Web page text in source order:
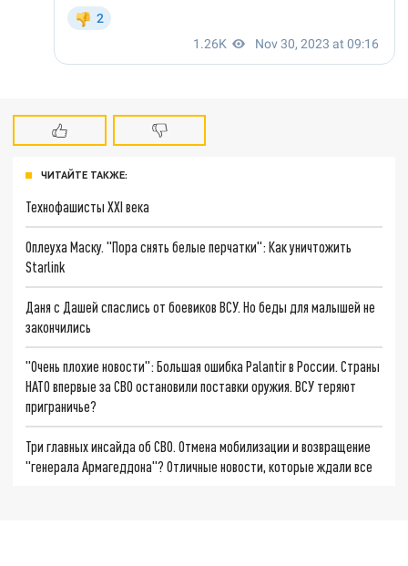
ЧИТАЙТЕ ТАКЖЕ:
Технофашисты XXI века
Оплеуха Маску. "Пора снять белые перчатки": Как уничтожить
Starlink
Даня с Дашей спаслись от боевиков ВСУ. Но беды для малышей не
закончились
"Очень плохие новости": Большая ошибка Palantir в России. Страны
НАТО впервые за СВО остановили поставки оружия. ВСУ теряют
приграничье?
Три главных инсайда об СВО. Отмена мобилизации и возвращение
"генерала Армагеддона"? Отличные новости, которые ждали все